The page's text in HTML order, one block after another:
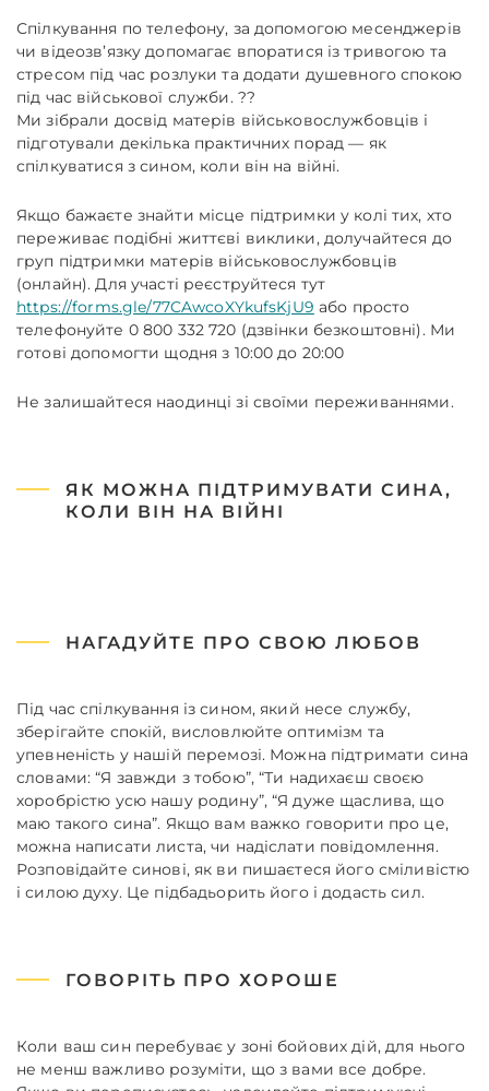
Спілкування по телефону, за допомогою месенджерів
чи відеозв’язку допомагає впоратися із тривогою та
стресом під час розлуки та додати душевного спокою
під час військової служби. ??
Ми зібрали досвід матерів військовослужбовців і
підготували декілька практичних порад — як
спілкуватися з сином, коли він на війні.
Якщо бажаєте знайти місце підтримки у колі тих, хто
переживає подібні життєві виклики, долучайтеся до
груп підтримки матерів військовослужбовців
(онлайн). Для участі реєструйтеся тут
https://forms.gle/77CAwcoXYkufsKjU9 або просто
телефонуйте 0 800 332 720 (дзвінки безкоштовні). Ми
готові допомогти щодня з 10:00 до 20:00
Не залишайтеся наодинці зі своїми переживаннями.
ЯК МОЖНА ПІДТРИМУВАТИ СИНА,
КОЛИ ВІН НА ВІЙНІ
НАГАДУЙТЕ ПРО СВОЮ ЛЮБОВ
‍Під час спілкування із сином, який несе службу,
зберігайте спокій, висловлюйте оптимізм та
упевненість у нашій перемозі. Можна підтримати сина
словами: “Я завжди з тобою”, “Ти надихаєш своєю
хоробрістю усю нашу родину”, “Я дуже щаслива, що
маю такого сина”. Якщо вам важко говорити про це,
можна написати листа, чи надіслати повідомлення.
Розповідайте синові, як ви пишаєтеся його сміливістю
і силою духу. Це підбадьорить його і додасть сил.
ГОВОРІТЬ ПРО ХОРОШЕ
Коли ваш син перебуває у зоні бойових дій, для нього
не менш важливо розуміти, що з вами все добре.